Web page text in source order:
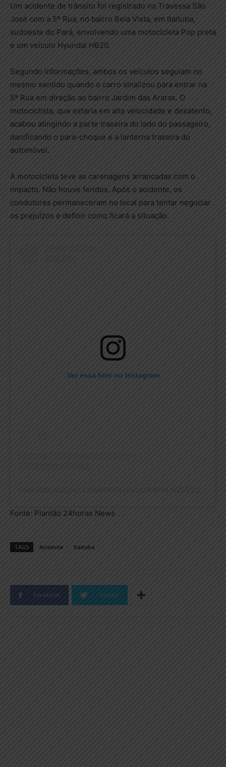
Um acidente de trânsito foi registrado na Travessa São
José com a 5ª Rua, no bairro Bela Vista, em Itaituba,
sudoeste do Pará, envolvendo uma motocicleta Pop preta
e um veículo Hyundai HB20.
Segundo informações, ambos os veículos seguiam no
mesmo sentido quando o carro sinalizou para entrar na
5ª Rua em direção ao bairro Jardim das Araras. O
motociclista, que estaria em alta velocidade e desatento,
acabou atingindo a parte traseira do lado do passageiro,
danificando o para-choque e a lanterna traseira do
automóvel.
A motocicleta teve as carenagens arrancadas com o
impacto. Não houve feridos. Após o acidente, os
condutores permaneceram no local para tentar negociar
os prejuízos e definir como ficará a situação.
Ver essa foto no Instagram
UMA PUBLICAÇÃO COMPARTILHADA POR PLANTÃO 24HORAS NEWS (@PLANTAO24HORASNEWS)
Fonte: Plantão 24horas News
TAGS Acidente Itaituba
Facebook Twitter